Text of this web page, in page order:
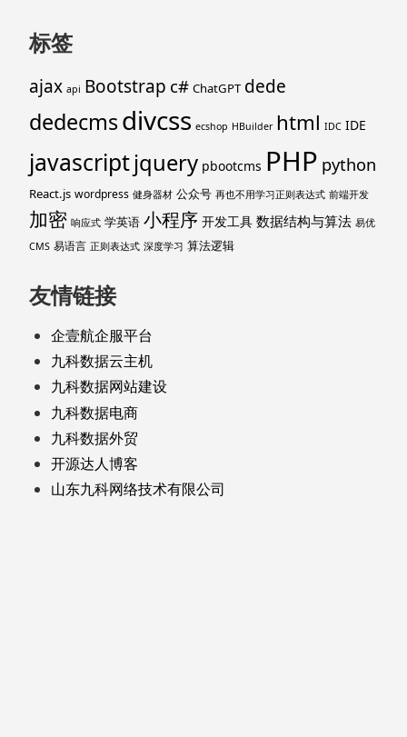
标签
ajax api Bootstrap c# ChatGPT dede
dedecmsdivcss ecshop HBuilder html IDC IDE
javascriptjquery pbootcms PHP python
React.js wordpress 健身器材 公众号 再也不用学习正则表达式 前端开发
加密 响应式 学英语 小程序 开发工具 数据结构与算法 易优
CMS 易语言 正则表达式 深度学习 算法逻辑
友情链接
企壹航企服平台
九科数据云主机
九科数据网站建设
九科数据电商
九科数据外贸
开源达人博客
山东九科网络技术有限公司